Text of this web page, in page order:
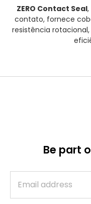
ZERO Contact Seal
contato, fornece
resistência
Be part